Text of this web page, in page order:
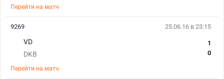
Перейти на матч
25.06.16 в 23:15
VD
DKB
1
0
Перейти на матч
9269